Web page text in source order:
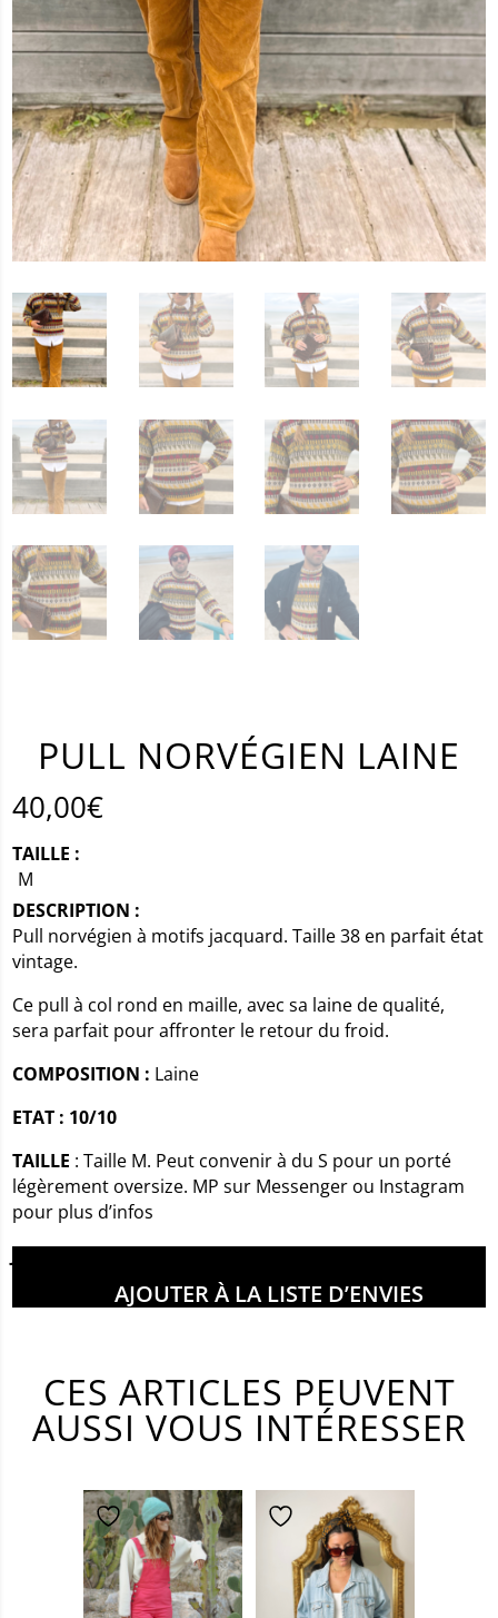
PULL NORVÉGIEN LAINE
40,00€
TAILLE :
M
DESCRIPTION :
Pull norvégien à motifs jacquard. Taille 38 en parfait état
vintage.
Ce pull à col rond en maille, avec sa laine de qualité,
sera parfait pour affronter le retour du froid.
COMPOSITION : Laine
ETAT : 10/10
TAILLE : Taille M. Peut convenir à du S pour un porté
légèrement oversize. MP sur Messenger ou Instagram
pour plus d’infos
AJOUTER À LA LISTE D’ENVIES
CES ARTICLES PEUVENT
AUSSI VOUS INTÉRESSER